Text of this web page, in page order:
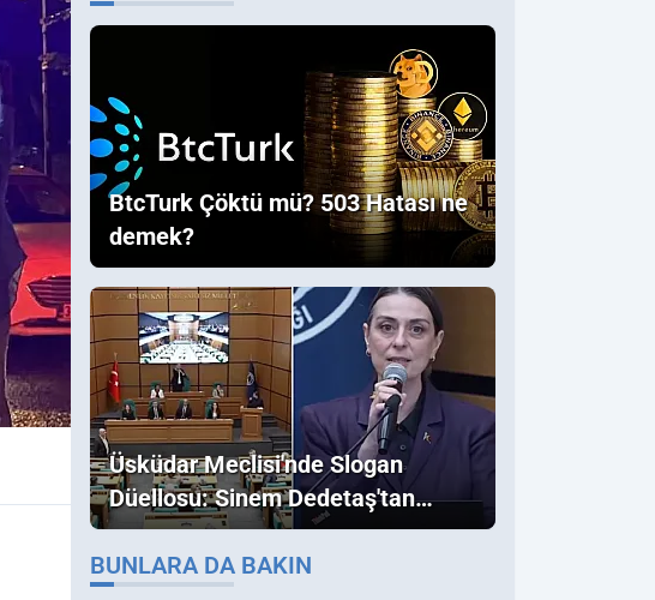
BtcTurk Çöktü mü? 503 Hatası ne
demek?
Üsküdar Meclisi'nde Slogan
Düellosu: Sinem Dedetaş'tan
Ezber Bozan "Erdoğan" ve
"İmamoğlu" Çıkışı!
BUNLARA DA BAKIN